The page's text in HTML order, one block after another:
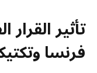
تأثير
فرنسا